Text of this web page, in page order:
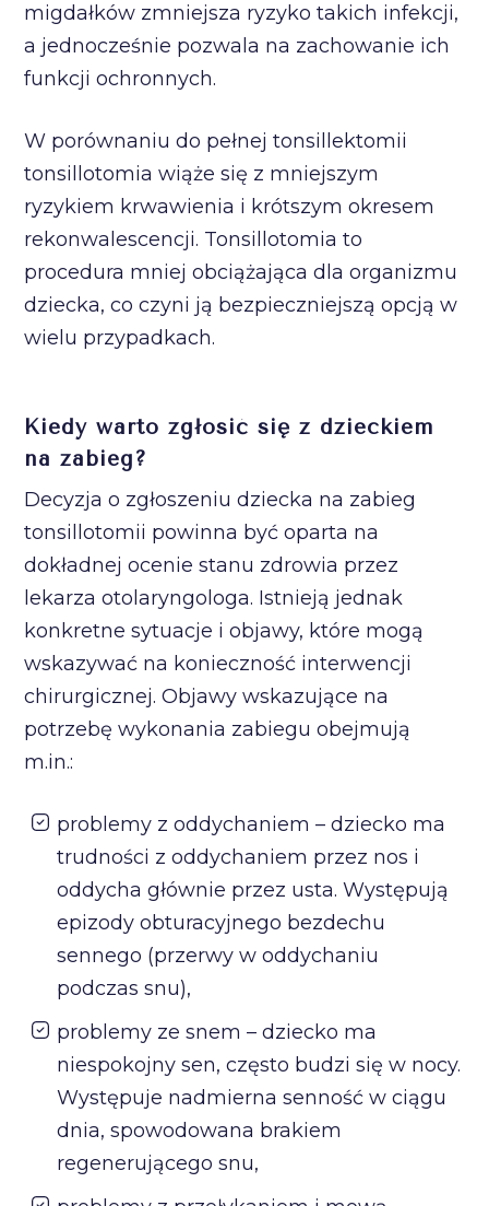
migdałków zmniejsza ryzyko takich infekcji,
a jednocześnie pozwala na zachowanie ich
funkcji ochronnych.
W porównaniu do pełnej tonsillektomii
tonsillotomia wiąże się z mniejszym
ryzykiem krwawienia i krótszym okresem
rekonwalescencji. Tonsillotomia to
procedura mniej obciążająca dla organizmu
dziecka, co czyni ją bezpieczniejszą opcją w
wielu przypadkach.
Kiedy warto zgłosić się z dzieckiem
na zabieg?
Decyzja o zgłoszeniu dziecka na zabieg
tonsillotomii powinna być oparta na
dokładnej ocenie stanu zdrowia przez
lekarza otolaryngologa. Istnieją jednak
konkretne sytuacje i objawy, które mogą
wskazywać na konieczność interwencji
chirurgicznej. Objawy wskazujące na
potrzebę wykonania zabiegu obejmują
m.in.:
problemy z oddychaniem – dziecko ma
trudności z oddychaniem przez nos i
oddycha głównie przez usta. Występują
epizody obturacyjnego bezdechu
sennego (przerwy w oddychaniu
podczas snu),
problemy ze snem – dziecko ma
niespokojny sen, często budzi się w nocy.
Występuje nadmierna senność w ciągu
dnia, spowodowana brakiem
regenerującego snu,